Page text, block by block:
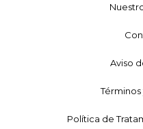
Aviso
Política de